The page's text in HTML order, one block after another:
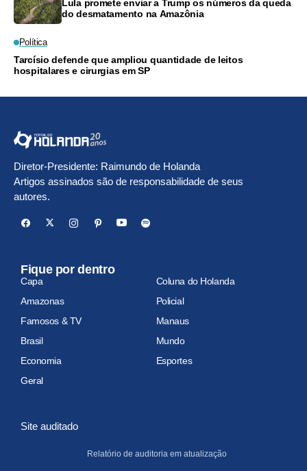
Lula promete enviar a Trump os números da queda
do desmatamento na Amazônia
Política
Tarcísio defende que ampliou quantidade de leitos
hospitalares e cirurgias em SP
Diretor-Presidente: Raimundo de Holanda
Artigos assinados são de responsabilidade de seus
autores.
Fique por dentro
Capa
Coluna do Holanda
Amazonas
Policial
Famosos & TV
Manaus
Brasil
Mundo
Economia
Esportes
Geral
Site auditado
Relatório de auditoria em atualização